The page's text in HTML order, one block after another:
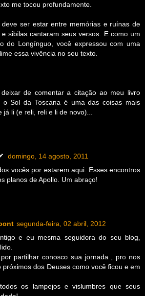
me tocou profundamente.
deve ser estar entre memórias e ruínas de
sibilas cantaram seus versos. E como um
do Longínguo, você expressou com uma
essa vivência no seu texto.
de comentar a citação ao meu livro
o Sol da Toscana é uma das coisas mais
já li (e reli, reli e li de novo)...
domingo, 14 agosto, 2011
vocês por estarem aqui. Esses encontros
planos de Apollo. Um abraço!
segunda-feira, 02 abril, 2012
e eu mesma seguidora do seu blog,
partilhar conosco sua jornada , pro nos
próximos dos Deuses como você ficou e em
os lampejos e vislumbres que seus